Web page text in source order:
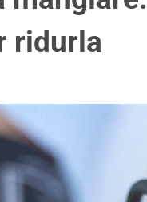
ridurla